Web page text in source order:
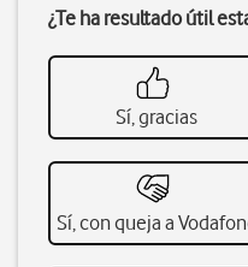
¿Te ha resultado útil
Sí, gracias
Sí, con queja a